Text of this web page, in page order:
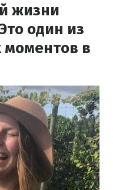
жизни
один из
моментов в